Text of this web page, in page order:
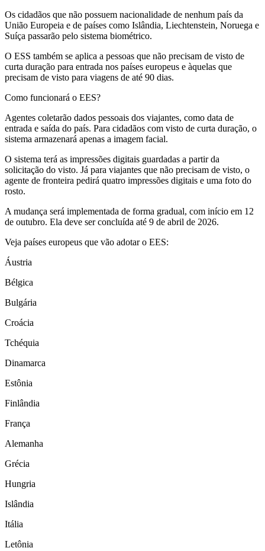
Os cidadãos que não possuem nacionalidade de nenhum país da
União Europeia e de países como Islândia, Liechtenstein, Noruega e
Suíça passarão pelo sistema biométrico.
O ESS também se aplica a pessoas que não precisam de visto de
curta duração para entrada nos países europeus e àquelas que
precisam de visto para viagens de até 90 dias.
Como funcionará o EES?
Agentes coletarão dados pessoais dos viajantes, como data de
entrada e saída do país. Para cidadãos com visto de curta duração, o
sistema armazenará apenas a imagem facial.
O sistema terá as impressões digitais guardadas a partir da
solicitação do visto. Já para viajantes que não precisam de visto, o
agente de fronteira pedirá quatro impressões digitais e uma foto do
rosto.
A mudança será implementada de forma gradual, com início em 12
de outubro. Ela deve ser concluída até 9 de abril de 2026.
Veja países europeus que vão adotar o EES:
Áustria
Bélgica
Bulgária
Croácia
Tchéquia
Dinamarca
Estônia
Finlândia
França
Alemanha
Grécia
Hungria
Islândia
Itália
Letônia